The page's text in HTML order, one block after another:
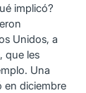
implicó?
Unidos, a
que les
Una
en diciembre